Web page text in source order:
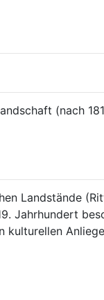
(nach
Landstände
Jahrhundert
kulturellen